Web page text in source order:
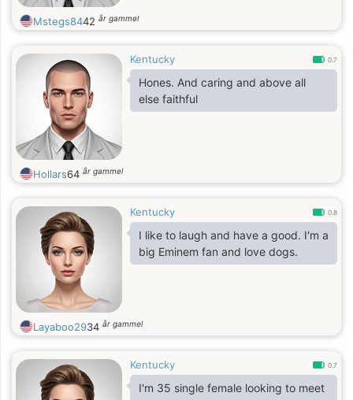
Mstegs8442 år gammel
Kentucky 0.7
Hones. And caring and above all
else faithful
Hollars64 år gammel
Kentucky 0.8
I like to laugh and have a good. I'm a
big Eminem fan and love dogs.
Layaboo2934 år gammel
Kentucky 0.7
I'm 35 single female looking to meet